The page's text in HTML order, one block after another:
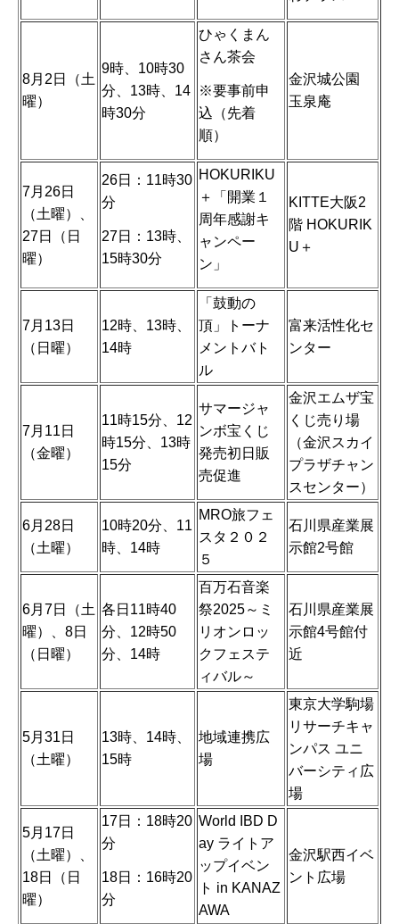
8月2日（土
曜）
9時、10時30
分、13時、14
時30分
ひゃくまん
さん茶会
※要事前申
込（先着
順）
金沢城公園
玉泉庵
7月26日
（土曜）、
27日（日
曜）
26日：11時30
分
27日：13時、
15時30分
HOKURIKU
＋「開業１
周年感謝キ
ャンペー
ン」
KITTE大阪2
階 HOKURIK
U＋
7月13日
（日曜）
12時、13時、
14時
「鼓動の
頂」トーナ
メントバト
ル
富来活性化セ
ンター
7月11日
（金曜）
11時15分、12
時15分、13時
15分
サマージャ
ンボ宝くじ
発売初日販
売促進
金沢エムザ宝
くじ売り場
（金沢スカイ
プラザチャン
スセンター）
6月28日
（土曜）
10時20分、11
時、14時
MRO旅フェ
スタ２０２
５
石川県産業展
示館2号館
6月7日（土
曜）、8日
（日曜）
各日11時40
分、12時50
分、14時
百万石音楽
祭2025～ミ
リオンロッ
クフェステ
ィバル～
石川県産業展
示館4号館付
近
5月31日
（土曜）
13時、14時、
15時
地域連携広
場
東京大学駒場
リサーチキャ
ンパス ユニ
バーシティ広
場
5月17日
（土曜）、
18日（日
曜）
17日：18時20
分
18日：16時20
分
World IBD D
ay ライトア
ップイベン
ト in KANAZ
AWA
金沢駅西イベ
ント広場